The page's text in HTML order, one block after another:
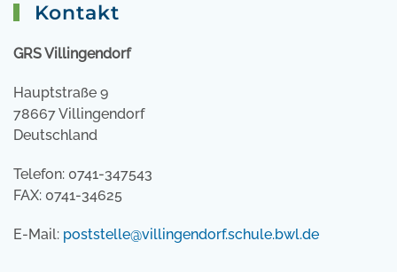
Kontakt
GRS Villingendorf
Hauptstraße 9
78667 Villingendorf
Deutschland
Telefon: 0741-347543
FAX: 0741-34625
E-Mail: poststelle@villingendorf.schule.bwl.de